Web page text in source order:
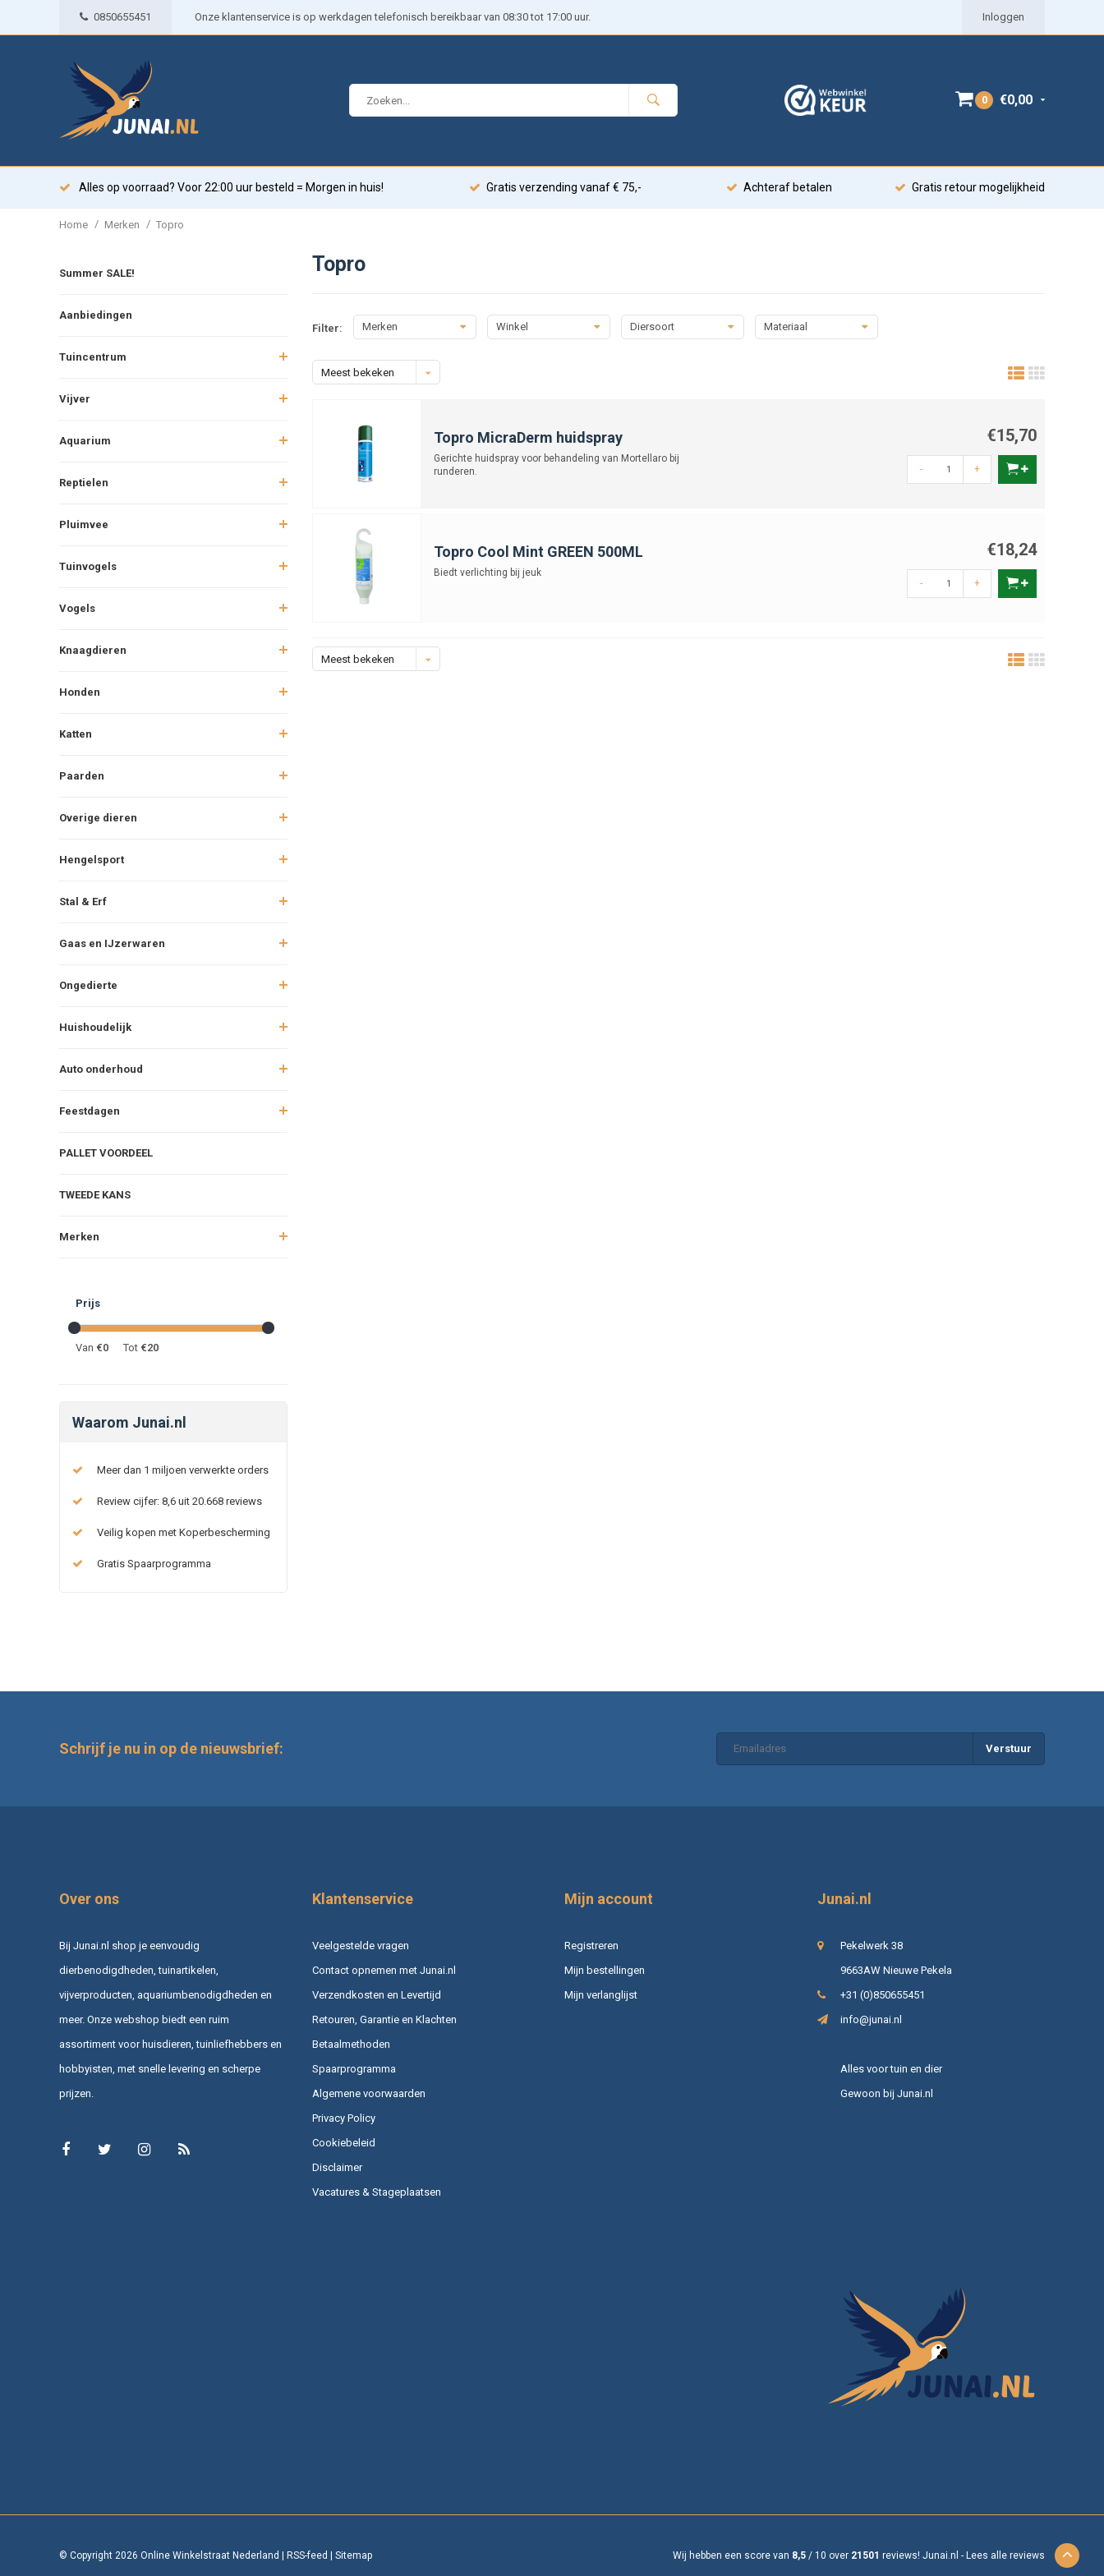
0850655451 Onze klantenservice is op werkdagen telefonisch bereikbaar van 08:30 tot 17:00 uur. Inloggen
0 €0,00
Alles op voorraad? Voor 22:00 uur besteld = Morgen in huis! Gratis verzending vanaf € 75,- Achteraf betalen Gratis retour mogelijkheid
Home / Merken / Topro
Summer SALE!
Aanbiedingen
Tuincentrum
Vijver
Aquarium
Reptielen
Pluimvee
Tuinvogels
Vogels
Knaagdieren
Honden
Katten
Paarden
Overige dieren
Hengelsport
Stal & Erf
Gaas en IJzerwaren
Ongedierte
Huishoudelijk
Auto onderhoud
Feestdagen
PALLET VOORDEEL
TWEEDE KANS
Merken
Prijs
Van €0 Tot €20
Waarom Junai.nl
Meer dan 1 miljoen verwerkte orders
Review cijfer: 8,6 uit 20.668 reviews
Veilig kopen met Koperbescherming
Gratis Spaarprogramma
Topro
Filter: Merken Winkel Diersoort Materiaal
Meest bekeken
Topro MicraDerm huidspray
Gerichte huidspray voor behandeling van Mortellaro bij
runderen.
€15,70
- +
Topro Cool Mint GREEN 500ML
Biedt verlichting bij jeuk
€18,24
- +
Meest bekeken
Schrijf je nu in op de nieuwsbrief: Verstuur
Over ons
Bij Junai.nl shop je eenvoudig
dierbenodigdheden, tuinartikelen,
vijverproducten, aquariumbenodigdheden en
meer. Onze webshop biedt een ruim
assortiment voor huisdieren, tuinliefhebbers en
hobbyisten, met snelle levering en scherpe
prijzen.
Klantenservice
Veelgestelde vragen
Contact opnemen met Junai.nl
Verzendkosten en Levertijd
Retouren, Garantie en Klachten
Betaalmethoden
Spaarprogramma
Algemene voorwaarden
Privacy Policy
Cookiebeleid
Disclaimer
Vacatures & Stageplaatsen
Mijn account
Registreren
Mijn bestellingen
Mijn verlanglijst
Junai.nl
Pekelwerk 38
9663AW Nieuwe Pekela
+31 (0)850655451
info@junai.nl
Alles voor tuin en dier
Gewoon bij Junai.nl
© Copyright 2026 Online Winkelstraat Nederland | RSS-feed | Sitemap Wij hebben een score van 8,5 / 10 over 21501 reviews! Junai.nl - Lees alle reviews